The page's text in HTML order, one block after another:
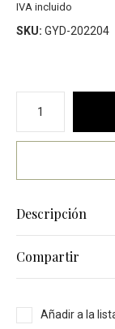
IVA incluido
SKU: GYD-202204
Descripción
Compartir
Añadir a la